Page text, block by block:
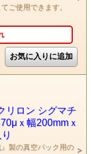
ご使用できます。
リロン シグマチ
ｘ幅200mmｘ
製の真空パック用の